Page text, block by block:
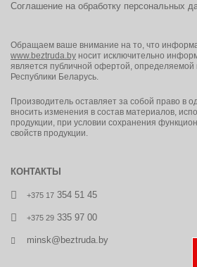
Соглашение на обработку персональных
Обращаем ваше внимание на то, что
www.beztruda.by носит исключительно
является публичной офертой,
Республики Беларусь.
Производитель оставляет за собой право в
вносить изменения в состав материалов,
продукции, при условии сохранения
свойств продукции.
КОНТАКТЫ
+375 17 354 51 45
+375 29 335 97 00
minsk@beztruda.by